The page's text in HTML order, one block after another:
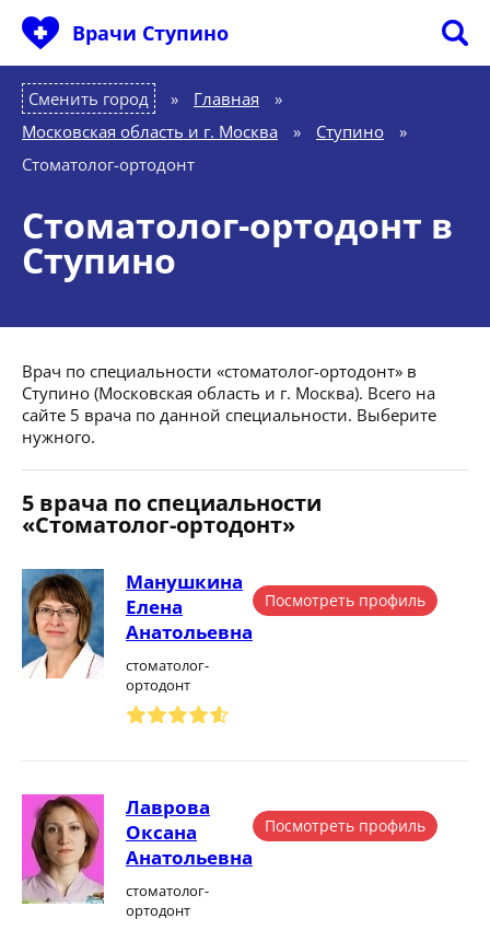
Врачи Ступино
Сменить город Главная
»
Московская область и г. Москва
» Ступино
»
Стоматолог-ортодонт
Стоматолог-ортодонт в
Ступино
Врач по специальности «стоматолог-ортодонт» в
Ступино (Московская область и г. Москва). Всего на
сайте 5 врача по данной специальности. Выберите
нужного.
5 врача по специальности
«Стоматолог-ортодонт»
Манушкина
Елена
Анатольевна
стоматолог-
ортодонт
Посмотреть профиль
Лаврова
Оксана
Анатольевна
стоматолог-
ортодонт
Посмотреть профиль